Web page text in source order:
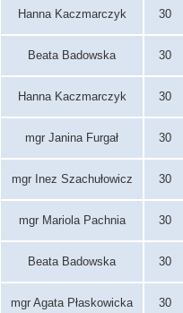
Hanna Kaczmarczyk 30
Beata Badowska 30
Hanna Kaczmarczyk 30
mgr Janina Furgał 30
mgr Inez Szachułowicz 30
mgr Mariola Pachnia 30
Beata Badowska 30
mgr Agata Płaskowicka 30